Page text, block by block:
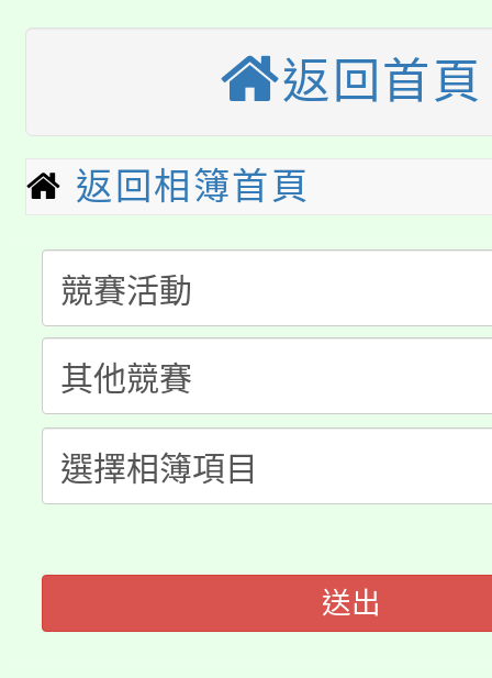
視費優惠，中低收入戶
半價優惠，詳情可洽有
者。
大園自造教育及科技中
份教師增能研習
大溪自造教育及科技
份教師研習
淨零綠生活教案入校路
會
115年食農教育專業人
程
「本色祭」8/29、30在
場熱烈登場!
8/21下午1時於龍潭區
徵才活動。
YOUNG桃局內行報名
局官網。
8月14至27日，桃園電
開!
115年桃園市運動會8/
視費優惠，中低收入戶
大園自造教育及科技
大溪自造教育及科技中
返回首頁
返回相簿首頁
送出